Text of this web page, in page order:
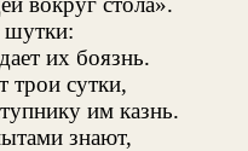
их боязнь.
трои сутки,
им казнь.
знают,